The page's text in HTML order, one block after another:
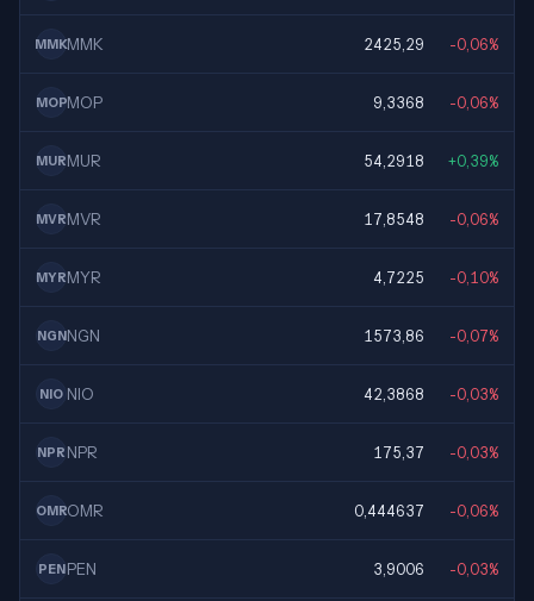
MMKMMK 2425,29 -0,06%
MOPMOP 9,3368 -0,06%
MURMUR 54,2918 +0,39%
MVRMVR 17,8548 -0,06%
MYRMYR 4,7225 -0,10%
NGNNGN 1573,86 -0,07%
NIO NIO 42,3868 -0,03%
NPR NPR 175,37 -0,03%
OMROMR 0,444637 -0,06%
PENPEN 3,9006 -0,03%